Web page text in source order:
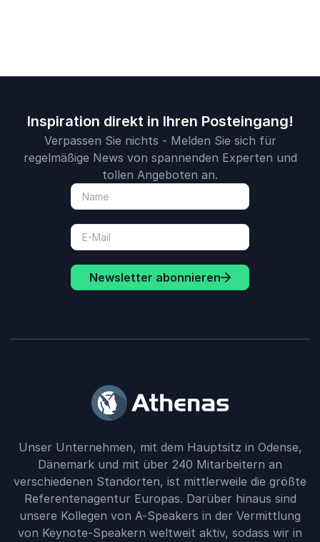
Inspiration direkt in Ihren Posteingang!
Verpassen Sie nichts - Melden Sie sich für
regelmäßige News von spannenden Experten und
tollen Angeboten an.
Newsletter abonnieren
Unser Unternehmen, mit dem Hauptsitz in Odense,
Dänemark und mit über 240 Mitarbeitern an
verschiedenen Standorten, ist mittlerweile die größte
Referentenagentur Europas. Darüber hinaus sind
unsere Kollegen von A-Speakers in der Vermittlung
von Keynote-Speakern weltweit aktiv, sodass wir in